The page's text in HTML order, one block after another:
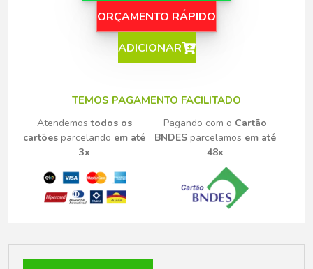
ORÇAMENTO RÁPIDO
ADICIONAR
TEMOS PAGAMENTO FACILITADO
Atendemostodos os
cartões parcelando em até
3x
Pagando com o Cartão
BNDESparcelamos em até
48x